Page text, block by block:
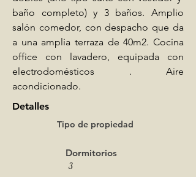
baño completo) y 3 baños. Amplio
salón comedor, con despacho que da
a una amplia terraza de 40m2. Cocina
office con lavadero, equipada con
electrodomésticos . Aire
acondicionado.
Detalles
Tipo de propiedad
Dormitorios
3